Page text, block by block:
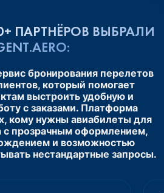
ПАРТНЁРОВ ВЫБРАЛИ
бронирования перелетов
который помогает
выстроить удобную и
с заказами. Платформа
кому нужны авиабилеты для
с прозрачным оформлением,
и возможностью
нестандартные запросы.